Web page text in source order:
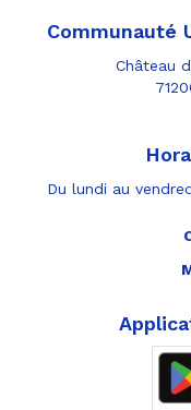
Communauté
Château
Du lundi au